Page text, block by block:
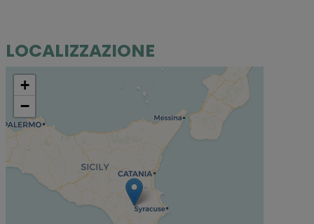
LOCALIZZAZIONE
+
−